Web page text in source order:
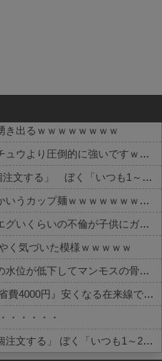
き出るｗｗｗｗｗｗｗｗ
ライチュウ「ピチューとピカチュウより圧倒的に強いですｗｗｗｗ」←こいつが不人気な理由
【悲報】取引先専務「Aを20個注文する」 ぼく「いつも1～2個しか使わないけど本当に20であってる？」 取専「あってる」→結果『こう』なったんだがコレワイが悪いんか？？？？？？？？
辛辛魚（からからさかな）とかいうカップ麺ｗｗｗｗｗｗｗｗｗｗ
【うわっ…】専業主婦さん、エグいくらいの不倫が子供にガチバレした結果…
く気づいた模様ｗｗｗｗｗ
記録的猛暑の欧州、ドナウ川の水位が低下してマンモスの骨や沈没したドイツ軍の戦艦が出現
【驚愕】 新幹線じゃなく『帰省費4000円』安くなる在来線で帰省した結果ｗｗｗｗｗ
・・・・・
【悲報】 取引先専務「Aを20個注文する」 ぼく「いつも1～2個しか使わないけど本当に20であってる？」 取専「あってる」→結果『こう』なったんだが...